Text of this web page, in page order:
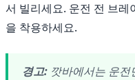
서 빌리세요. 운전 전 브레
을 착용하세요.
경고: 깟바에서는 운